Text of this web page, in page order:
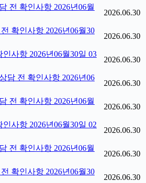
전 확인사항 2026년06월
2026.06.30
확인사항 2026년06월30
2026.06.30
사항 2026년06월30일 03
2026.06.30
담 전 확인사항 2026년06
2026.06.30
전 확인사항 2026년06월
2026.06.30
사항 2026년06월30일 02
2026.06.30
전 확인사항 2026년06월
2026.06.30
확인사항 2026년06월30
2026.06.30